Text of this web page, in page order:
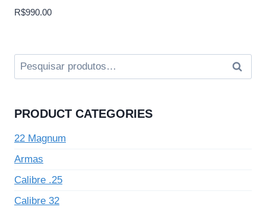
R$990.00
Pesquisar
por:
PRODUCT CATEGORIES
22 Magnum
Armas
Calibre .25
Calibre 32